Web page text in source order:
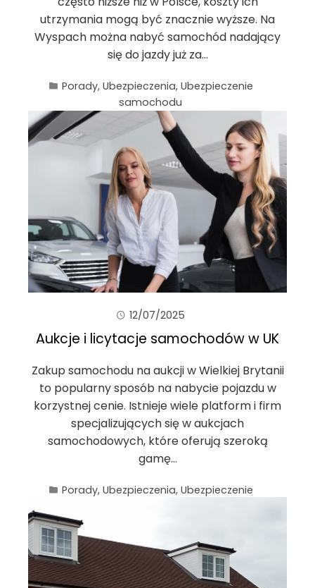
utrzymania mogą być znacznie wyższe. Na
Wyspach można nabyć samochód nadający
się do jazdy już za…
Porady, Ubezpieczenia, Ubezpieczenie
samochodu
12/07/2025
Aukcje i licytacje samochodów w UK
Zakup samochodu na aukcji w Wielkiej Brytanii
to popularny sposób na nabycie pojazdu w
korzystnej cenie. Istnieje wiele platform i firm
specjalizujących się w aukcjach
samochodowych, które oferują szeroką
gamę…
Porady, Ubezpieczenia, Ubezpieczenie